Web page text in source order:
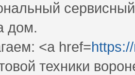
дом.
<a href=
техники